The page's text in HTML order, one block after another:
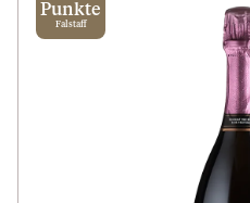
Punkte
Falstaff